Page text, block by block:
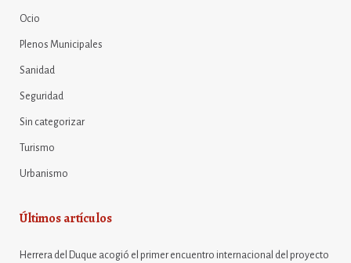
Ocio
Plenos Municipales
Sanidad
Seguridad
Sin categorizar
Turismo
Urbanismo
Últimos artículos
Herrera del Duque acogió el primer encuentro internacional del proyecto